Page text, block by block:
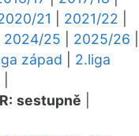
21 2021/22
2024/25 2025/26
západ
2.liga
sestupně